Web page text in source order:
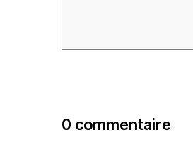
0 commentaire